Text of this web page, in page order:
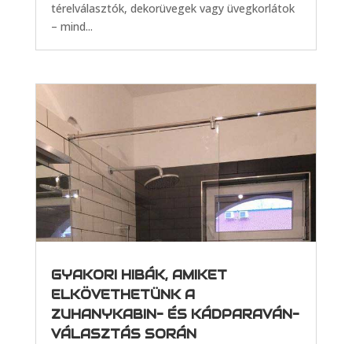
térelválasztók, dekorüvegek vagy üvegkorlátok
– mind...
GYAKORI HIBÁK, AMIKET
ELKÖVETHETÜNK A
ZUHANYKABIN- ÉS KÁDPARAVÁN-
VÁLASZTÁS SORÁN